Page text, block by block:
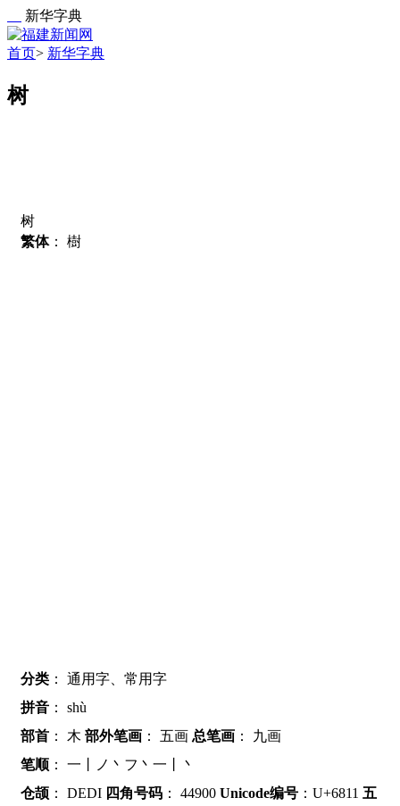
新华字典
首页> 新华字典
树
树
繁体： 樹
分类 ： 通用字、常用字
拼音 ： shù
部首 ： 木 部外笔画 ： 五画 总笔画 ： 九画
笔顺 ： 一丨ノ丶フ丶一丨丶
仓颉 ： DEDI 四角号码 ： 44900 Unicode编号 ：U+6811 五